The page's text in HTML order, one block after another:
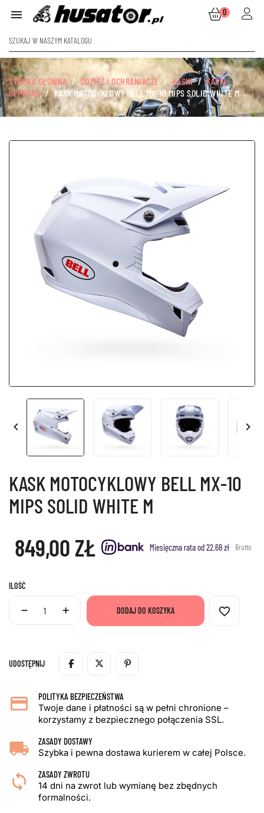
 0
STRONA GŁÓWNA ODZIEŻ I OCHRANIACZE KASKI
KASKI
OFFROAD
KASK MOTOCYKLOWY BELL MX-10 MIPS SOLID WHITE M
 
KASK MOTOCYKLOWY BELL MX-10
MIPS SOLID WHITE M
849,00 ZŁ Miesięczna rata od 22.68 zł Brutto
ILOŚĆ
DODAJ DO KOSZYKA favorite_border
UDOSTĘPNIJ
POLITYKA BEZPIECZEŃSTWA
Twoje dane i płatności są w pełni chronione –
korzystamy z bezpiecznego połączenia SSL.
ZASADY DOSTAWY
Szybka i pewna dostawa kurierem w całej Polsce.
ZASADY ZWROTU
14 dni na zwrot lub wymianę bez zbędnych
formalności.